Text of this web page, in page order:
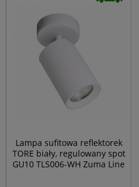
Lampa sufitowa reflektorek
TORE biały, regulowany spot
GU10 TLS006-WH Zuma Line